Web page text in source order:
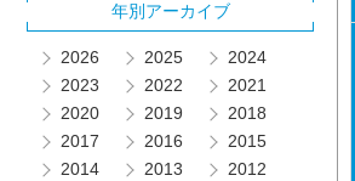
年別アーカイブ
2026 2025
2024
2023
2022
2021
2020
2019
2018
2017
2016
2015
2014
2013
2012